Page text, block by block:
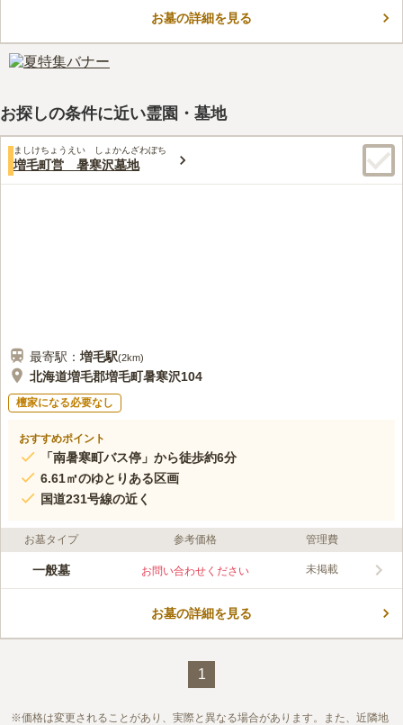
で、経済的な負担を減らしたい方におすすめです。 近くに「暑
ので、ご家族でお参りの前後に立ち寄ることもできます。
口コミ評価
お墓の詳細を見る
お探しの条件に近い霊園・墓地
ましけちょうえい しょかんざわぼち
増毛町営 暑寒沢墓地
最寄駅： 増毛駅(2km)
北海道増毛郡増毛町暑寒沢104
檀家になる必要なし
おすすめポイント
「南暑寒町バス停」から徒歩約6分
6.61㎡のゆとりある区画
国道231号線の近く
お墓タイプ 参考価格 管理費
一般墓 お問い合わせください 未掲載
お墓の詳細を見る
1
価格は変更されることがあり、実際と異なる場合があります。また、近隣地